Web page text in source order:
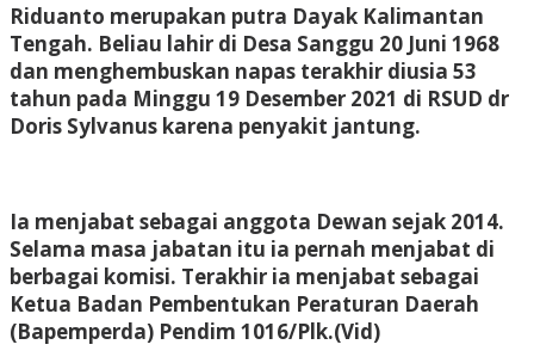
Riduanto merupakan putra Dayak Kalimantan
Tengah. Beliau lahir di Desa Sanggu 20 Juni 1968
dan menghembuskan napas terakhir diusia 53
tahun pada Minggu 19 Desember 2021 di RSUD dr
Doris Sylvanus karena penyakit jantung.
Ia menjabat sebagai anggota Dewan sejak 2014.
Selama masa jabatan itu ia pernah menjabat di
berbagai komisi. Terakhir ia menjabat sebagai
Ketua Badan Pembentukan Peraturan Daerah
(Bapemperda) Pendim 1016/Plk.(Vid)